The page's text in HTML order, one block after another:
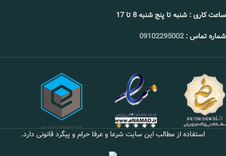
ساعت کاری : شنبه تا پنج شنبه 8 تا 17
شماره تماس :09102295002
استفاده از مطالب این سایت شرعا و عرفا حرام و پیگرد قانونی دارد.